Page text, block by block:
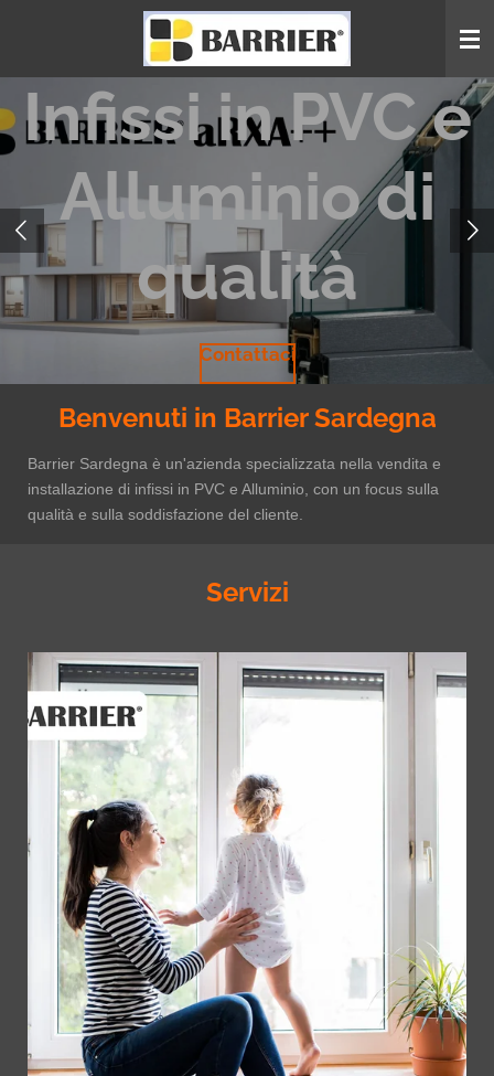
principale
Infissi in PVC e
Alluminio di
qualità
Contattaci
Benvenuti in Barrier Sardegna
Barrier Sardegna è un'azienda specializzata nella vendita e
installazione di infissi in PVC e Alluminio, con un focus sulla
qualità e sulla soddisfazione del cliente.
Servizi